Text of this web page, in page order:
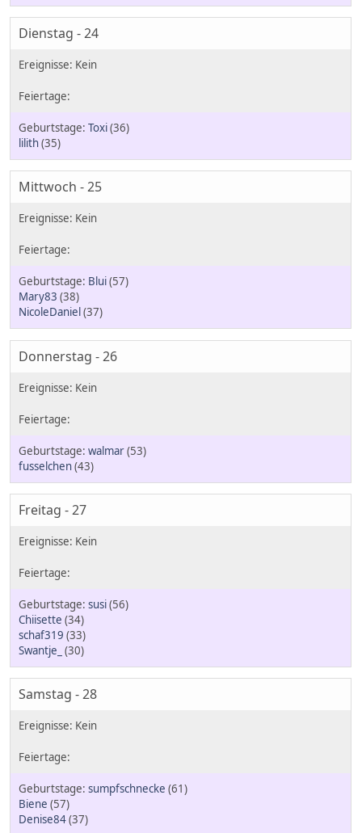
Dienstag - 24
Toxi(36)
lilith(35)
Mittwoch - 25
Blui(57)
Mary83 (38)
NicoleDaniel (37)
Donnerstag - 26
walmar(53)
fusselchen(43)
Freitag - 27
susi(56)
Chiisette (34)
schaf319 (33)
Swantje_ (30)
Samstag - 28
sumpfschnecke (61)
Biene (57)
Denise84(37)